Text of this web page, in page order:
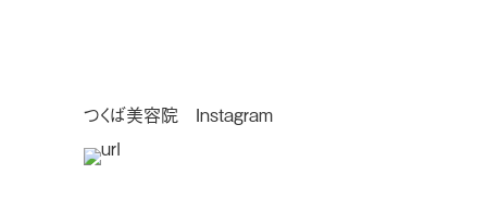
つくば美容院 Instagram